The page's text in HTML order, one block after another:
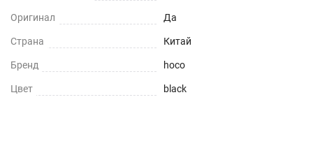
Оригинал Да
Страна Китай
Бренд hoco
Цвет black